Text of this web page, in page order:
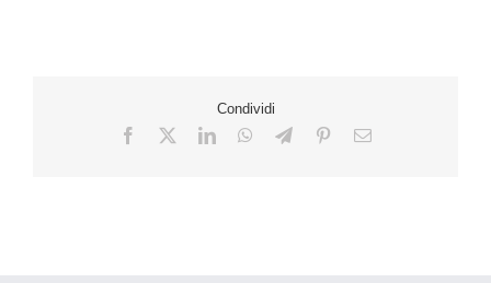
Condividi